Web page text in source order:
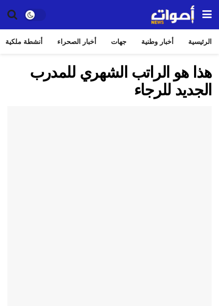
الرئيسية أخبار وطنية جهات أخبار الصحراء أنشطة ملكية
هذا هو الراتب الشهري للمدرب
الجديد للرجاء